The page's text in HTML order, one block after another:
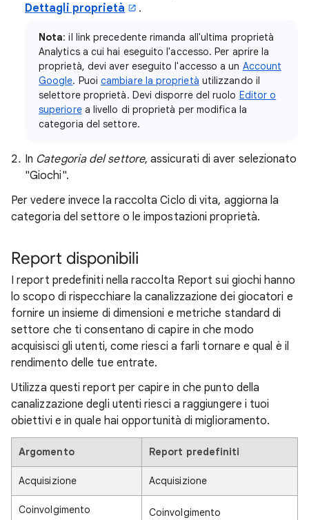
Dettagli proprietà
.
Nota: il link precedente rimanda all'ultima proprietà
Analytics a cui hai eseguito l'accesso. Per aprire la
proprietà, devi aver eseguito l'accesso a un Account
Google. Puoicambiare la proprietà utilizzando il
selettore proprietà. Devi disporre del ruolo Editor o
superiorea livello di proprietà per modifica la
categoria del settore.
In Categoria del settore, assicurati di aver selezionato
"Giochi".
Per vedere invece la raccolta Ciclo di vita, aggiorna la
categoria del settore o le impostazioni proprietà.
Report disponibili
I report predefiniti nella raccolta Report sui giochi hanno
lo scopo di rispecchiare la canalizzazione dei giocatori e
fornire un insieme di dimensioni e metriche standard di
settore che ti consentano di capire in che modo
acquisisci gli utenti, come riesci a farli tornare e qual è il
rendimento delle tue entrate.
Utilizza questi report per capire in che punto della
canalizzazione degli utenti riesci a raggiungere i tuoi
obiettivi e in quale hai opportunità di miglioramento.
Argomento Report predefiniti
Acquisizione Acquisizione
Coinvolgimento Coinvolgimento